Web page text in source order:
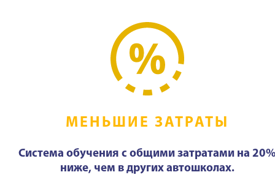
МЕНЬШИЕ ЗАТРАТЫ
Система обучения с общими затратами на
ниже, чем в других автошколах.